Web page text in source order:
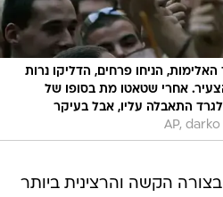
האלימות, הניחו פרחים, הדליקו נרות
אחרי שטאטו מת בסופו של
בלגרד התאבלה עליו, אבל בעיקר
AP,
הקשה והרצינית ביותר